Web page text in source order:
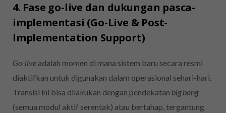
4. Fase go-live dan dukungan pasca-
implementasi (Go-Live & Post-
Implementation Support)
Go-live adalah momen di mana sistem baru secara resmi
diaktifkan untuk digunakan dalam operasional sehari-hari.
Transisi ini bisa dilakukan dengan pendekatan big bang
(semua modul aktif serentak) atau bertahap, tergantung